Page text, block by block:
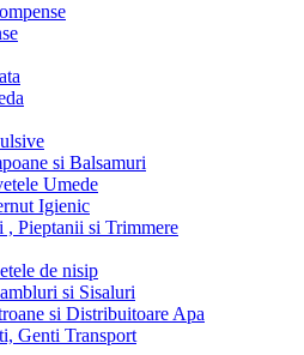
si Balsamuri
Umede
Igienic
, Pieptanii si Trimmere
de nisip
si Sisaluri
si Distribuitoare Apa
Genti Transport